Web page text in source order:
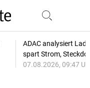
ADAC analysiert
spart Strom,
07.08.2026, 09:47